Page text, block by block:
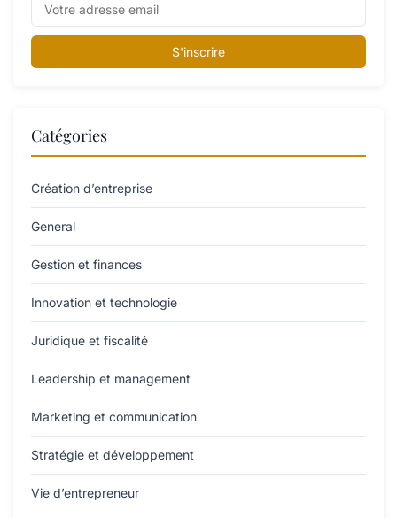
S'inscrire
Catégories
Création d’entreprise
General
Gestion et finances
Innovation et technologie
Juridique et fiscalité
Leadership et management
Marketing et communication
Stratégie et développement
Vie d’entrepreneur